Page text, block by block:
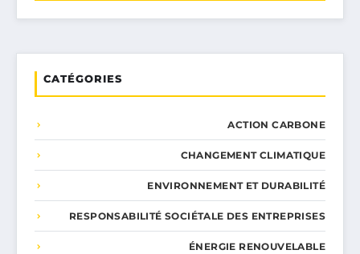
CATÉGORIES
ACTION CARBONE
CHANGEMENT CLIMATIQUE
ENVIRONNEMENT ET DURABILITÉ
RESPONSABILITÉ SOCIÉTALE DES ENTREPRISES
ÉNERGIE RENOUVELABLE